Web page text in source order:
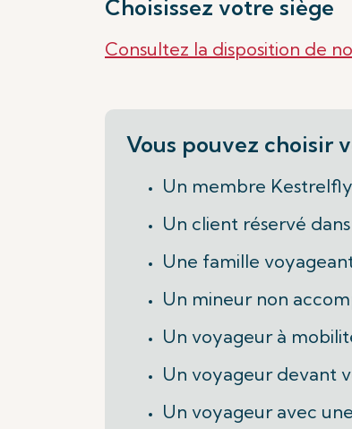
Choisissez votre siège
Consultez la disposition de
Vous pouvez choisir
Un membre
Un client réservé dans
Une famille
Un mineur non
Un voyageur à
Un voyageur devant
Un voyageur avec